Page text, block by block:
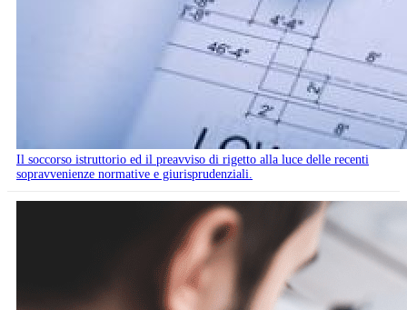
Il soccorso istruttorio ed il preavviso di rigetto alla luce delle recenti
sopravvenienze normative e giurisprudenziali.